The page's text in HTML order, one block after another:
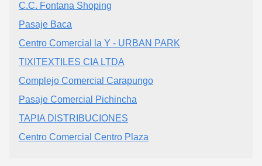
C.C. Fontana Shoping
Pasaje Baca
Centro Comercial la Y - URBAN PARK
TIXITEXTILES CIA LTDA
Complejo Comercial Carapungo
Pasaje Comercial Pichincha
TAPIA DISTRIBUCIONES
Centro Comercial Centro Plaza